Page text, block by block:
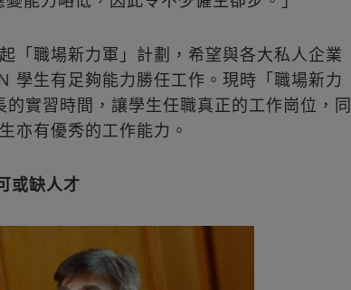
「職場新力軍」計劃，希望與各大私人企業
學生有足夠能力勝任工作。現時「職場新力
實習時間，讓學生任職真正的工作崗位，同
亦有優秀的工作能力。
或缺人才